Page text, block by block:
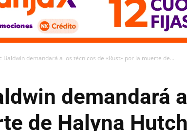
Baldwin demandará a los técnicos de «Rust» por la muerte de...
demandará
de Halyna